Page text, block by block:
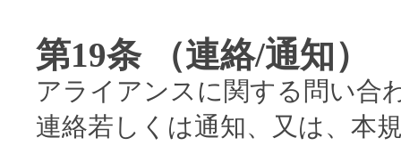
第19条 （連絡/通知）
アライアンスに関する問い合
連絡若しくは通知、又は、本